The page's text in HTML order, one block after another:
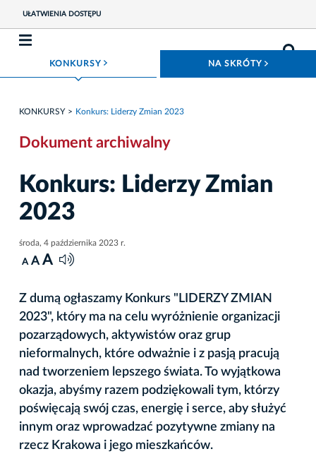
UŁATWIENIA DOSTĘPU
KONKURSY ROZWIŃ MENU NA SKRÓTY
KONKURSY Konkurs: Liderzy Zmian 2023
Dokument archiwalny
Konkurs: Liderzy Zmian
2023
środa, 4 października 2023 r.
A A A
Z dumą ogłaszamy Konkurs "LIDERZY ZMIAN
2023", który ma na celu wyróżnienie organizacji
pozarządowych, aktywistów oraz grup
nieformalnych, które odważnie i z pasją pracują
nad tworzeniem lepszego świata. To wyjątkowa
okazja, abyśmy razem podziękowali tym, którzy
poświęcają swój czas, energię i serce, aby służyć
innym oraz wprowadzać pozytywne zmiany na
rzecz Krakowa i jego mieszkańców.